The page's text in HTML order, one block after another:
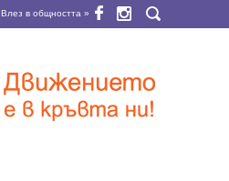
Влез в общността »